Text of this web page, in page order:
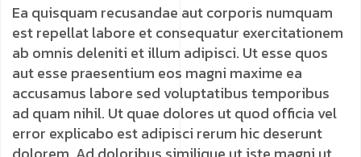
Ea quisquam recusandae aut corporis numquam
est repellat labore et consequatur exercitationem
ab omnis deleniti et illum adipisci. Ut esse quos
aut esse praesentium eos magni maxime ea
accusamus labore sed voluptatibus temporibus
ad quam nihil. Ut quae dolores ut quod officia vel
error explicabo est adipisci rerum hic deserunt